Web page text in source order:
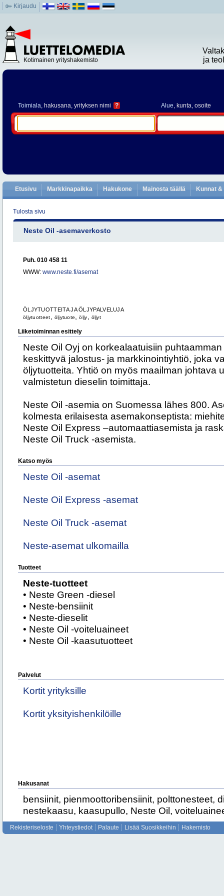
Kirjaudu
Kotimainen yrityshakemisto
ja
Toimiala, hakusana, yrityksen nimi ? Alue, kunta, osoite
Etusivu Markkinapaikka Hakukone Mainosta täällä Kunnat
Tulosta sivu
Neste Oil -asemaverkosto
Puh. 010 458 11
WWW: www.neste.fi/asemat
ÖLJYTUOTTEITA JA ÖLJYPALVELUJA
öljytuotteet öljytuote ,öljy öljyt
Liiketoiminnan esittely
Neste Oil Oyj on korkealaatuisiin
keskittyvä jalostus- ja markkinointiyhtiö, joka
öljytuotteita. Yhtiö on myös maailman johtava
valmistetun dieselin toimittaja.
Neste Oil -asemia on Suomessa lähes 800.
kolmesta erilaisesta asemakonseptista:
Neste Oil Express –automaattiasemista ja
Neste Oil Truck -asemista.
Katso myös
Neste Oil -asemat
Neste Oil Express -asemat
Neste Oil Truck -asemat
Neste-asemat ulkomailla
Tuotteet
Neste-tuotteet
• Neste Green -diesel
• Neste-bensiinit
• Neste-dieselit
• Neste Oil -voiteluaineet
• Neste Oil -kaasutuotteet
Palvelut
Kortit yrityksille
Kortit yksityishenkilöille
Hakusanat
bensiinit, pienmoottoribensiinit, polttonesteet,
nestekaasu, kaasupullo, Neste Oil,
Rekisteriseloste Yhteystiedot Palaute Lisää Suosikkeihin Hakemisto